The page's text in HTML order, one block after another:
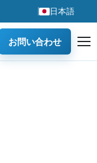
日本語
お問い合わせ